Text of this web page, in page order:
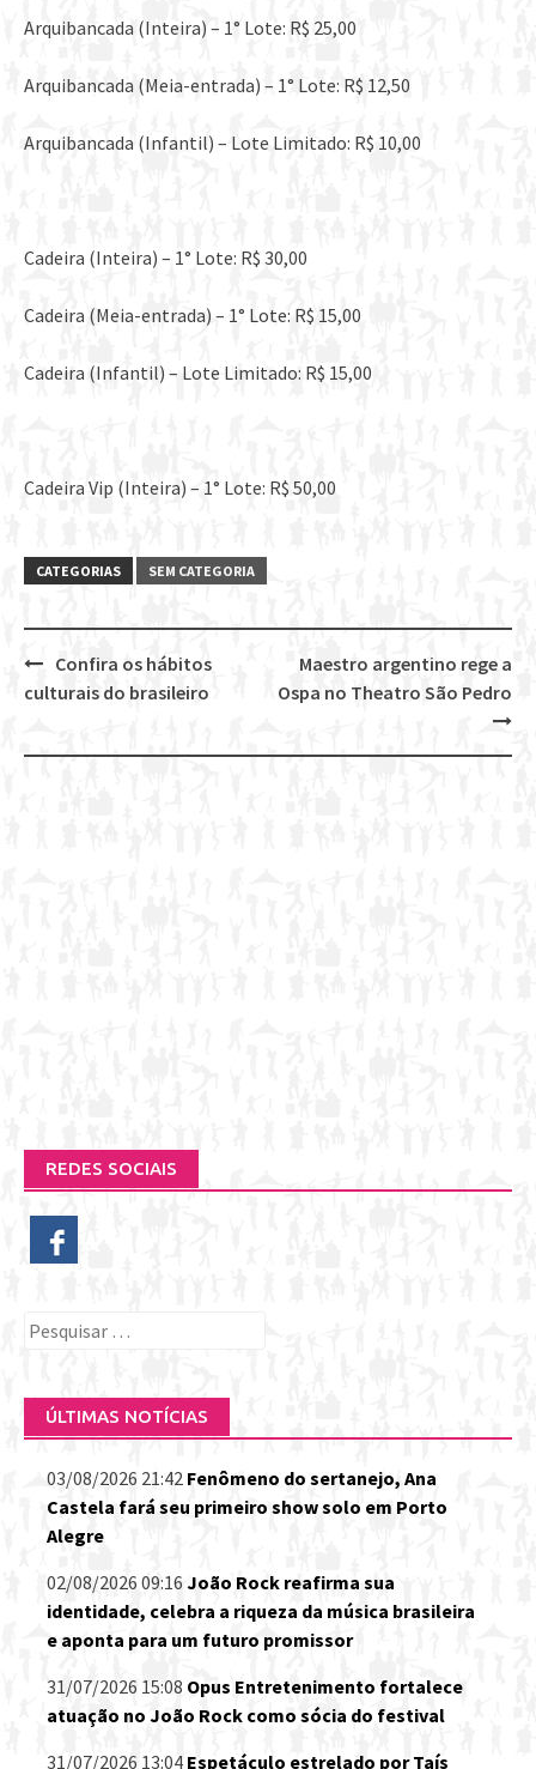
Arquibancada (Inteira) – 1° Lote: R$ 25,00
Arquibancada (Meia-entrada) – 1° Lote: R$ 12,50
Arquibancada (Infantil) – Lote Limitado: R$ 10,00
Cadeira (Inteira) – 1° Lote: R$ 30,00
Cadeira (Meia-entrada) – 1° Lote: R$ 15,00
Cadeira (Infantil) – Lote Limitado: R$ 15,00
Cadeira Vip (Inteira) – 1° Lote: R$ 50,00
CATEGORIAS SEM CATEGORIA
Post
Maestro argentino rege a
Ospa no Theatro São Pedro
Confira os hábitos
culturais do brasileiro
REDES SOCIAIS
Pesquisar
ÚLTIMAS NOTÍCIAS
03/08/2026 21:42 Fenômeno do sertanejo, Ana
Castela fará seu primeiro show solo em Porto
Alegre
02/08/2026 09:16 João Rock reafirma sua
identidade, celebra a riqueza da música brasileira
e aponta para um futuro promissor
31/07/2026 15:08 Opus Entretenimento fortalece
atuação no João Rock como sócia do festival
31/07/2026 13:04 Espetáculo estrelado por Taís